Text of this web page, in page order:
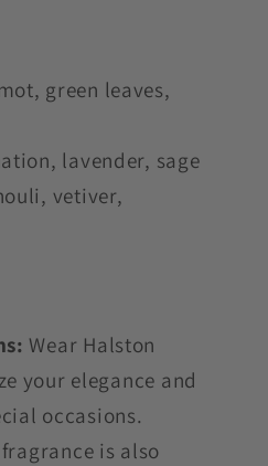
green leaves,
lavender, sage
vetiver,
Wear Halston
your elegance and
occasions.
is also